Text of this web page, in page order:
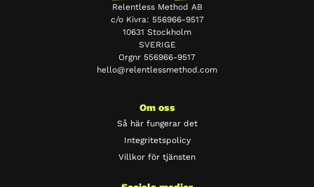
Relentless Method AB
c/o Kivra: 556966-9517
10631 Stockholm
SVERIGE
Orgnr 556966-9517
hello@relentlessmethod.com
Om oss
Så här fungerar det
Integritetspolicy
Villkor för tjänsten